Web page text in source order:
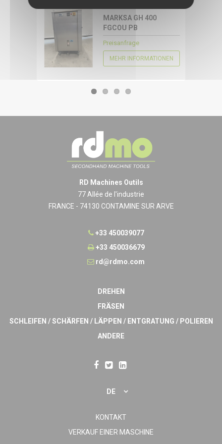
KONFIGURIEREN
MARKSA GH 400
FGCOU PB
Preisanfrage
MEHR INFORMATIONEN
RD Machines Outils
77 Allée de l'industrie
FRANCE - 74130 CONTAMINE SUR ARVE
+33 450039077
+33 450036679
rd@rdmo.com
DREHEN
FRÄSEN
SCHLEIFEN / SCHÄRFEN / LÄPPEN / ENTGRATUNG / POLIEREN
ANDERE
DE
KONTAKT
VERKAUF EINER MASCHINE